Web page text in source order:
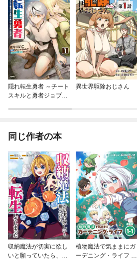
隠れ転生勇者 ～チート
スキルと勇者ジョブを
異世界駆除おじさん
同じ作者の本
収納魔法が切実に欲し
いと願っていたら、転
植物魔法で気ままにガ
ーデニング・ライフ ～